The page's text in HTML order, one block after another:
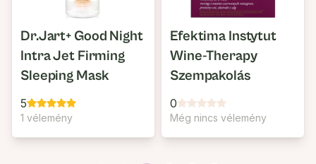
Dr.Jart+ Good Night
Intra Jet Firming
Sleeping Mask
5
1 vélemény
Efektima Instytut
Wine-Therapy
Szempakolás
0
Még nincs vélemény